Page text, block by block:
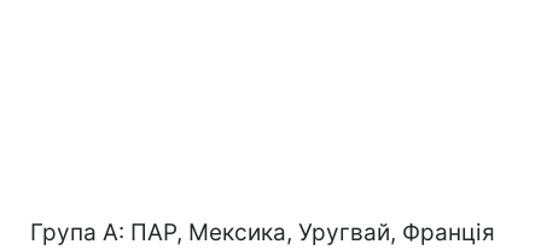
Група А: ПАР, Мексика, Уругвай, Франція